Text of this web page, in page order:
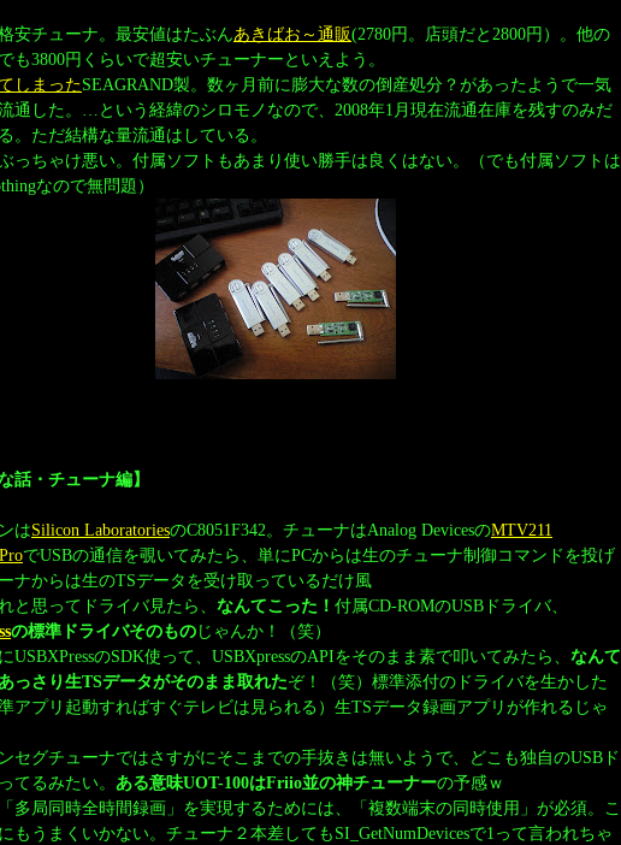
安チューナ。最安値はたぶんあきばお～通販(2780円。店頭だと2800円）。他の
も3800円くらいで超安いチューナーといえよう。
しまったSEAGRAND製。数ヶ月前に膨大な数の倒産処分？があったようで一気
通した。…という経緯のシロモノなので、2008年1月現在流通在庫を残すのみだ
。ただ結構な量流通はしている。
っちゃけ悪い。付属ソフトもあまり使い勝手は良くはない。（でも付属ソフトは
なので無問題）
話・チューナ編】
はSilicon LaboratoriesのC8051F342。チューナはAnalog DevicesのMTV211
でUSBの通信を覗いてみたら、単にPCからは生のチューナ制御コマンドを投げ
ナからは生のTSデータを受け取っているだけ風
と思ってドライバ見たら、 なんてこった！ 付属CD-ROMのUSBドライバ、
の標準ドライバそのものじゃんか！（笑）
USBXPressのSDK使って、USBXpressのAPIをそのまま素で叩いてみたら、 なんて
っさり生TSデータがそのまま取れたぞ！（笑）標準添付のドライバを生かした
アプリ起動すればすぐテレビは見られる）生TSデータ録画アプリが作れるじゃ
セグチューナではさすがにそこまでの手抜きは無いようで、どこも独自のUSBド
てるみたい。 ある意味UOT-100はFriio並の神チューナーの予感ｗ
多局同時全時間録画」を実現するためには、「複数端末の同時使用」が必須。こ
もうまくいかない。チューナ２本差してもSI_GetNumDevicesで1って言われちゃ